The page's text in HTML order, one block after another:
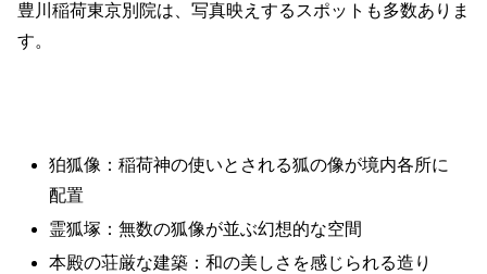
豊川稲荷東京別院は、写真映えするスポットも多数ありま
す。
狛狐像：稲荷神の使いとされる狐の像が境内各所に
配置
霊狐塚：無数の狐像が並ぶ幻想的な空間
本殿の荘厳な建築：和の美しさを感じられる造り